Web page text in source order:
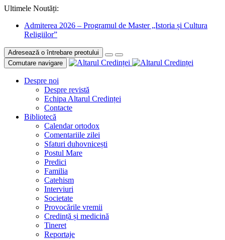
Ultimele Noutăți:
Admiterea 2026 – Programul de Master „Istoria și Cultura
Religiilor”
Adresează o întrebare preotului
Comutare navigare
Despre noi
Despre revistă
Echipa Altarul Credinței
Contacte
Bibliotecă
Calendar ortodox
Comentariile zilei
Sfaturi duhovnicești
Postul Mare
Predici
Familia
Catehism
Interviuri
Societate
Provocările vremii
Credință și medicină
Tineret
Reportaje